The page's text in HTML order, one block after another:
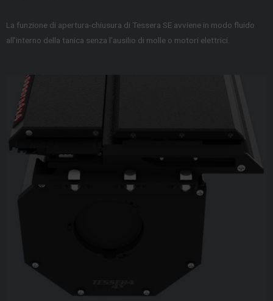
La funzione di apertura-chiusura di Tessera SE avviene in modo fluido
all’interno della tanica senza l’ausilio di molle o motori elettrici.